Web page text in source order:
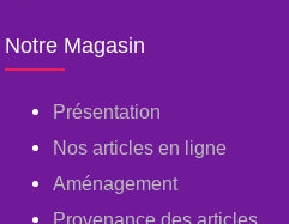
Notre Magasin
Présentation
Nos articles en ligne
Aménagement
Provenance des articles